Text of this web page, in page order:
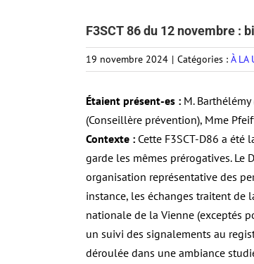
F3SCT 86 du 12 novembre :
19 novembre 2024 | Catégories : À LA
Étaient présent-es : M.
(Conseillère prévention), Mme
Contexte : Cette F3SCT-D86 a été
garde les mêmes prérogatives. Le
organisation représentative des
instance, les échanges traitent de
nationale de la Vienne (exceptés
un suivi des signalements au
déroulée dans une ambiance